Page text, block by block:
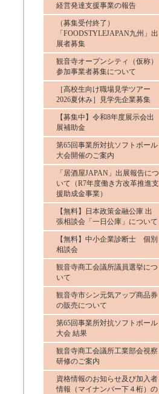
経営発達支援事業の報告
（募集受付終了）
「FOODSTYLEJAPAN九州」出
展者募集
観音寺オープンシティ（仮称）
参加事業者募集について
［高校生向け職場見学ツアー
2026夏休み］見学先企業募集
【募集中】令和8年度展示会出
展補助金
第65回事業所対抗ソフトボール
大会開催のご案内
「居酒屋JAPAN」出展報告につ
いて（R7年度働き方改革推進支
援助成金事業）
【無料】日本政策金融公庫 出
張相談会「一日公庫」について
【無料】中小企業診断士 個別
相談会
観音寺商工会議所議員選挙につ
いて
観音寺市シン元気アップ商品券
の販売について
第65回事業所対抗ソフトボール
大会 結果
観音寺商工会議所工業部会視察
研修のご案内
資格情報のお知らせ及び加入者
情報（マイナンバー下４桁）の